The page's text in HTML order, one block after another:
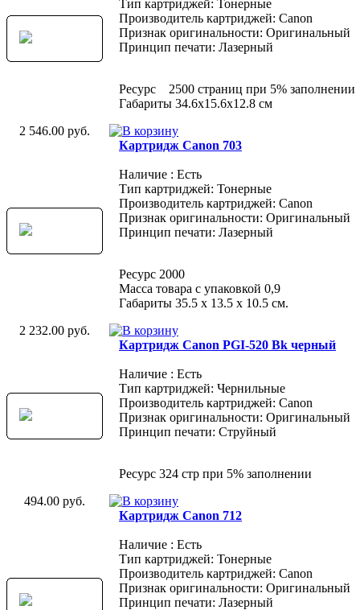
Тип картриджей: Тонерные
Производитель картриджей: Canon
Признак оригинальности: Оригинальный
Принцип печати: Лазерный
Ресурс 2500 страниц при 5% заполнении
Габариты 34.6x15.6x12.8 см
2 546.00 руб.
Картридж Canon 703
Наличие : Есть
Тип картриджей: Тонерные
Производитель картриджей: Canon
Признак оригинальности: Оригинальный
Принцип печати: Лазерный
Ресурс 2000
Масса товара с упаковкой 0,9
Габариты 35.5 х 13.5 х 10.5 см.
2 232.00 руб.
Картридж Canon PGI-520 Bk черный
Наличие : Есть
Тип картриджей: Чернильные
Производитель картриджей: Canon
Признак оригинальности: Оригинальный
Принцип печати: Струйный
Ресурс 324 стр при 5% заполнении
494.00 руб.
Картридж Canon 712
Наличие : Есть
Тип картриджей: Тонерные
Производитель картриджей: Canon
Признак оригинальности: Оригинальный
Принцип печати: Лазерный